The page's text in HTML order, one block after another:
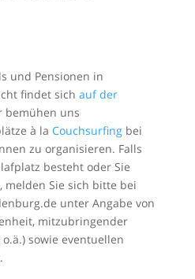
und Pensionen in
findet sich auf der
bemühen uns
à la Couchsurfingbei
zu organisieren. Falls
besteht oder Sie
Sie sich bitte bei
unter Angabe von
mitzubringender
sowie eventuellen